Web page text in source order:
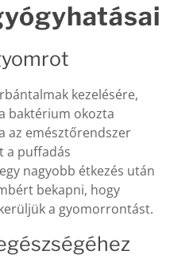
kezelésére,
baktérium okozta
az emésztőrendszer
a puffadás
nagyobb étkezés után
bekapni, hogy
a gyomorrontást.